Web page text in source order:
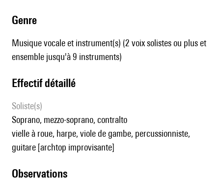
genre
Musique vocale et instrument(s) (2 voix solistes ou plus et
ensemble jusqu'à 9 instruments)
effectif détaillé
Soliste(s)
soprano, mezzo-soprano, contralto
vielle à roue, harpe, viole de gambe, percussionniste,
guitare [archtop improvisante]
observations